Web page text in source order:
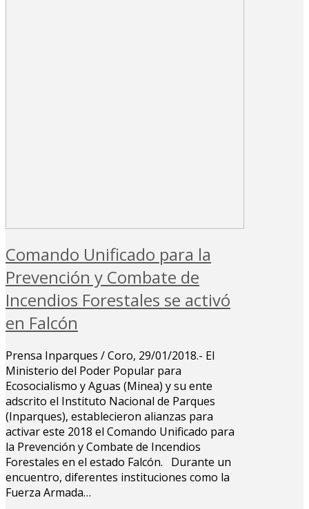
Comando Unificado para la
Prevención y Combate de
Incendios Forestales se activó
en Falcón
Prensa Inparques / Coro, 29/01/2018.- El
Ministerio del Poder Popular para
Ecosocialismo y Aguas (Minea) y su ente
adscrito el Instituto Nacional de Parques
(Inparques), establecieron alianzas para
activar este 2018 el Comando Unificado para
la Prevención y Combate de Incendios
Forestales en el estado Falcón. Durante un
encuentro, diferentes instituciones como la
Fuerza Armada…